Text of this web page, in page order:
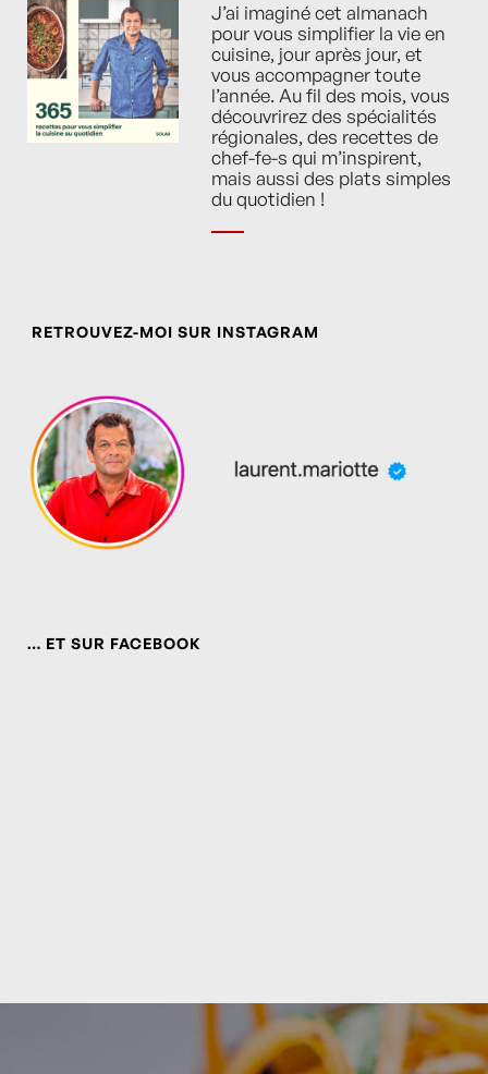
J’ai imaginé cet almanach
pour vous simplifier la vie en
cuisine, jour après jour, et
vous accompagner toute
l’année. Au fil des mois, vous
découvrirez des spécialités
régionales, des recettes de
chef-fe-s qui m’inspirent,
mais aussi des plats simples
du quotidien !
RETROUVEZ-MOI SUR INSTAGRAM
… ET SUR FACEBOOK